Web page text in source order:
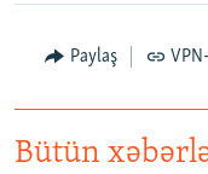
Paylaş
Bütün